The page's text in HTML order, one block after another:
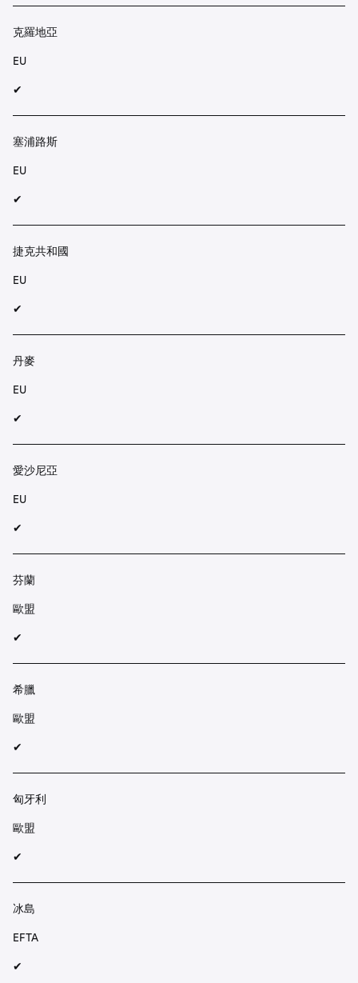
克羅地亞
EU
✔︎
塞浦路斯
EU
✔︎
捷克共和國
EU
✔︎
丹麥
EU
✔︎
愛沙尼亞
EU
✔︎
芬蘭
歐盟
✔︎
希臘
歐盟
✔︎
匈牙利
歐盟
✔︎
冰島
EFTA
✔︎